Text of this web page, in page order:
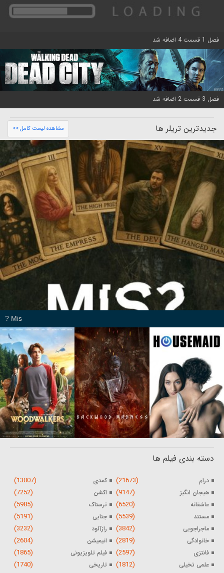
فصل 1 قسمت 4 اضافه شد
فصل 3 قسمت 2 اضافه شد
جدیدترین تریلر ها مشاهده لیست کامل >>
Mis ?
دسته بندی فیلم ها
درام (21673) کمدی (13007)
هیجان انگیز (9147) اکشن (7252)
عاشقانه (6520) ترسناک (5985)
مستند (5539) جنایی (5191)
ماجراجویی (3842) رازآلود (3232)
خانوادگی (2819) انیمیشن (2604)
فانتزی (2597) فیلم تلویزیونی (1865)
علمی تخیلی (1812) تاریخی (1740)